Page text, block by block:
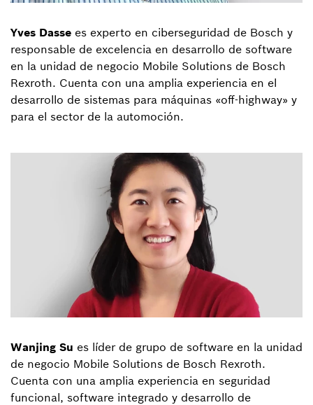
Yves Dasse es experto en ciberseguridad de Bosch y
responsable de excelencia en desarrollo de software
en la unidad de negocio Mobile Solutions de Bosch
Rexroth. Cuenta con una amplia experiencia en el
desarrollo de sistemas para máquinas «off-highway» y
para el sector de la automoción.
Wanjing Su es líder de grupo de software en la unidad
de negocio Mobile Solutions de Bosch Rexroth.
Cuenta con una amplia experiencia en seguridad
funcional, software integrado y desarrollo de